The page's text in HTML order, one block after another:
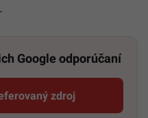
Google odporúčaní
zdroj
odkaz sa otvorí v